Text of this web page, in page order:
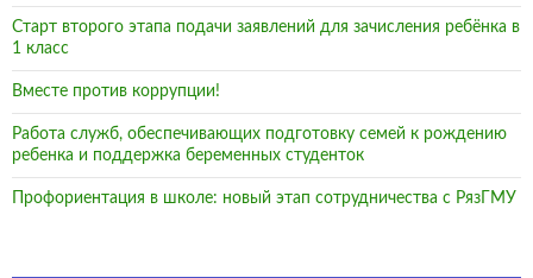
Старт второго этапа подачи заявлений для зачисления ребёнка в
1 класс
Вместе против коррупции!
Работа служб, обеспечивающих подготовку семей к рождению
ребенка и поддержка беременных студенток
Профориентация в школе: новый этап сотрудничества с РязГМУ